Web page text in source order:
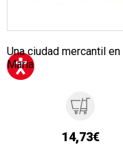
Una ciudad mercantil
María
14,73€